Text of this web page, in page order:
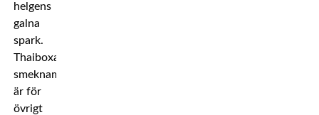
helgens
galna
spark.
Thaiboxarens
smeknamn
är för
övrigt